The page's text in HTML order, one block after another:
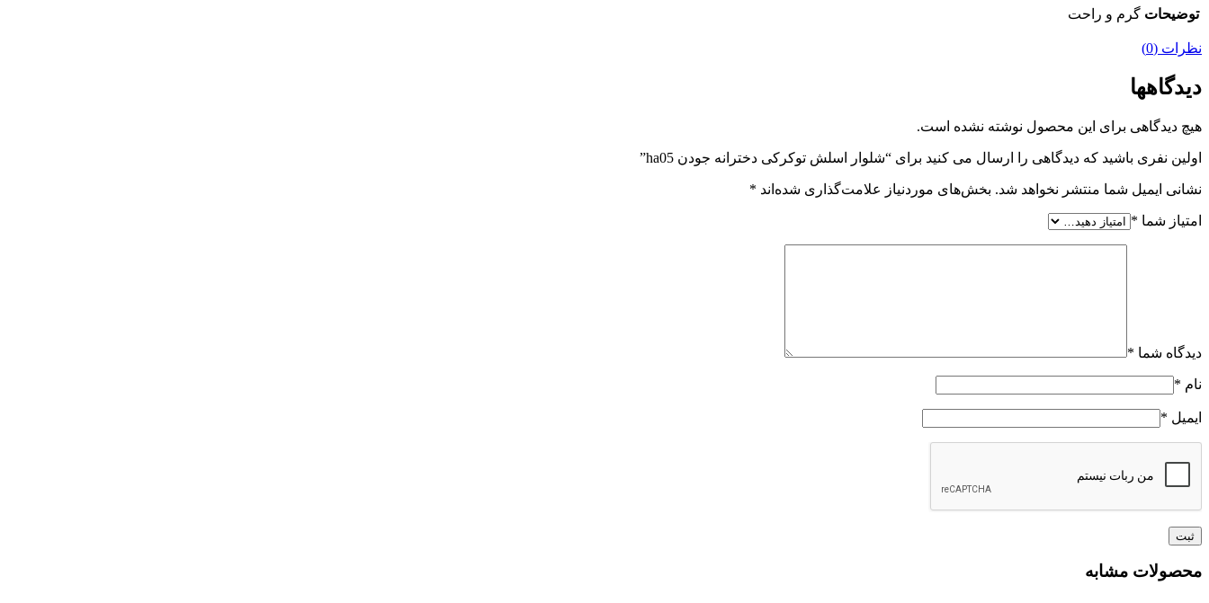
توضیحات گرم و راحت
نظرات (0)
دیدگاهها
هیچ دیدگاهی برای این محصول نوشته نشده است.
اولین نفری باشید که دیدگاهی را ارسال می کنید برای “شلوار اسلش توکرکی دخترانه جودن ha05”
نشانی ایمیل شما منتشر نخواهد شد. بخش‌های موردنیاز علامت‌گذاری شده‌اند *
امتیاز شما *
دیدگاه شما *
نام *
ایمیل *
محصولات مشابه